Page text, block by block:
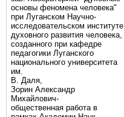
основы феномена человека"
при Луганском Научно-
исследовательском институте
духовного развития человека,
созданного при кафедре
педагогики Луганского
национального университета
им.
В. Даля,
Зорин Александр
Михайлович-
общественная работа в